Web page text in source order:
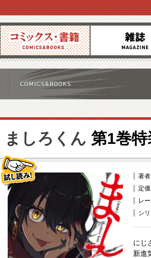
コミックス 雑誌
ましろくん 第1巻特
著者
定
レー
シリ
にじ
新進
試し読み！